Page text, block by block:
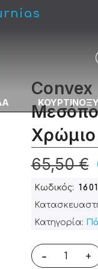
Χρώμιο
65,50 €
Κωδικός
Κατηγορία:
- +